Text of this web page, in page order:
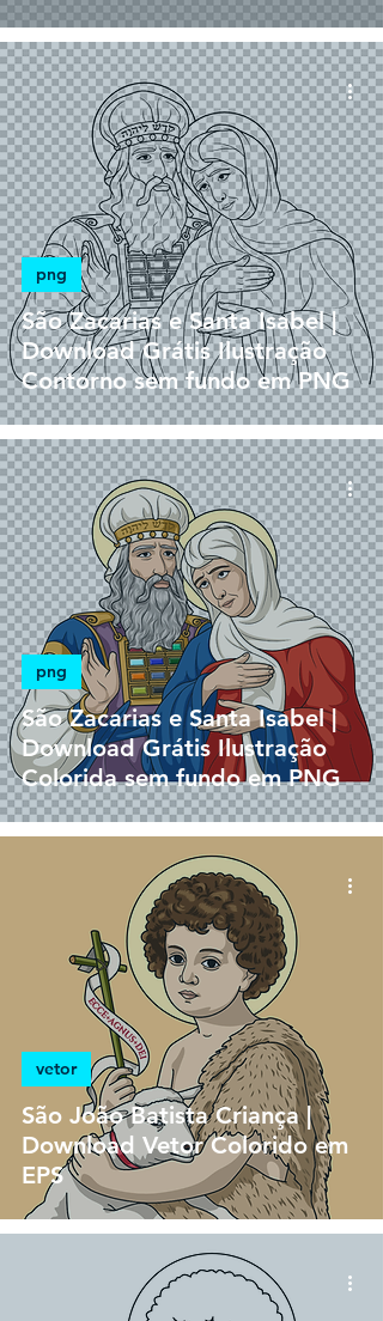
São Zacarias e Santa Isabel |
Download Grátis Ilustração
Contorno sem fundo em PNG
png
São Zacarias e Santa Isabel |
Download Grátis Ilustração
Colorida sem fundo em PNG
png
São João Batista Criança |
Download Vetor Colorido em
EPS
vetor